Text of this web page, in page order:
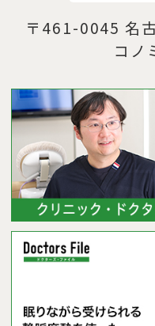
〒461-0045 名
コノミ